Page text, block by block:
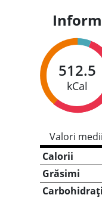
512.5
kCal
Valori
Calorii
Grăsimi
Carbohidrați